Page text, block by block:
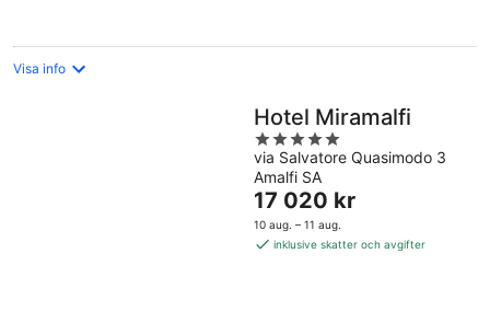
Visa info
Hotel Miramalfi
5
out
of
5
via Salvatore Quasimodo 3
Amalfi SA
Priset
är
17 020 kr
17 020 kr
10 aug. – 11 aug.
inklusive skatter och avgifter